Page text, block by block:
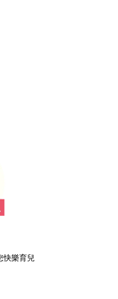
快樂育兒